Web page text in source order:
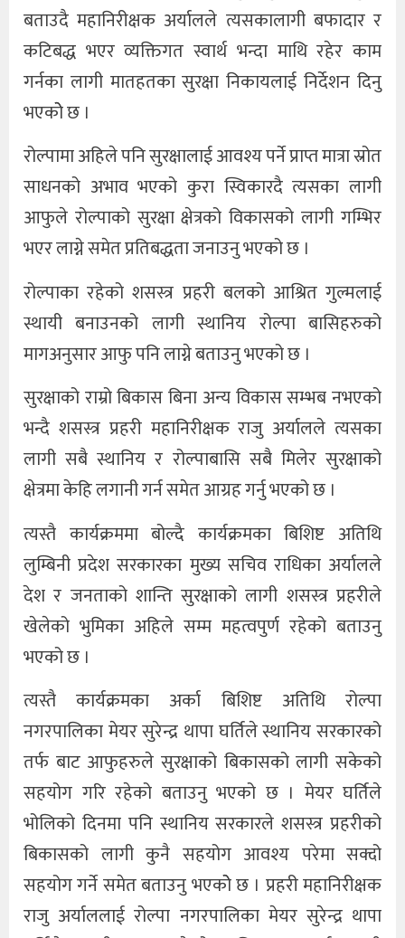
बताउदै महानिरीक्षक अर्यालले त्यसकालागी बफादार र
कटिबद्ध भएर व्यक्तिगत स्वार्थ भन्दा माथि रहेर काम
गर्नका लागी मातहतका सुरक्षा निकायलाई निर्देशन दिनु
भएकोे छ ।
रोल्पामा अहिले पनि सुरक्षालाई आवश्य पर्ने प्राप्त मात्रा स्रोत
साधनको अभाव भएको कुरा स्विकारदै त्यसका लागी
आफुले रोल्पाको सुरक्षा क्षेत्रको विकासको लागी गम्भिर
भएर लाग्ने समेत प्रतिबद्धता जनाउनु भएको छ ।
रोल्पाका रहेको शसस्त्र प्रहरी बलको आश्रित गुल्मलाई
स्थायी बनाउनको लागी स्थानिय रोल्पा बासिहरुको
मागअनुसार आफु पनि लाग्ने बताउनु भएको छ ।
सुरक्षाको राम्रो बिकास बिना अन्य विकास सम्भब नभएको
भन्दै शसस्त्र प्रहरी महानिरीक्षक राजु अर्यालले त्यसका
लागी सबै स्थानिय र रोल्पाबासि सबै मिलेर सुरक्षाको
क्षेत्रमा केहि लगानी गर्न समेत आग्रह गर्नु भएको छ ।
त्यस्तै कार्यक्रममा बोल्दै कार्यक्रमका बिशिष्ट अतिथि
लुम्बिनी प्रदेश सरकारका मुख्य सचिव राधिका अर्यालले
देश र जनताको शान्ति सुरक्षाको लागी शसस्त्र प्रहरीले
खेलेको भुमिका अहिले सम्म महत्वपुर्ण रहेको बताउनु
भएको छ ।
त्यस्तै कार्यक्रमका अर्का बिशिष्ट अतिथि रोल्पा
नगरपालिका मेयर सुरेन्द्र थापा घर्तिले स्थानिय सरकारको
तर्फ बाट आफुहरुले सुरक्षाको बिकासको लागी सकेको
सहयोग गरि रहेको बताउनु भएको छ । मेयर घर्तिले
भोलिको दिनमा पनि स्थानिय सरकारले शसस्त्र प्रहरीको
बिकासको लागी कुनै सहयोग आवश्य परेमा सक्दो
सहयोग गर्ने समेत बताउनु भएकोे छ । प्रहरी महानिरीक्षक
राजु अर्याललाई रोल्पा नगरपालिका मेयर सुरेन्द्र थापा